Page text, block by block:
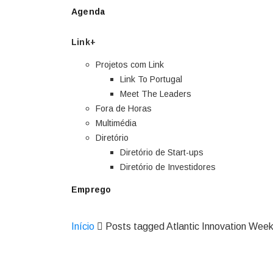
Agenda
Link+
Projetos com Link
Link To Portugal
Meet The Leaders
Fora de Horas
Multimédia
Diretório
Diretório de Start-ups
Diretório de Investidores
Emprego
Início Posts tagged Atlantic Innovation Week